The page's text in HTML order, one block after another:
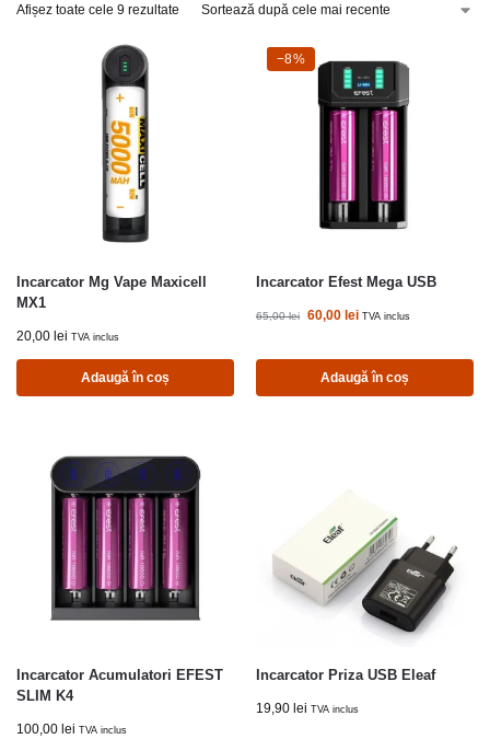
Afișez toate cele 9 rezultate
Incarcator Mg Vape Maxicell
MX1
20,00 lei TVA inclus
Adaugă în coș
-8%
−8%
Incarcator Efest Mega USB
65,00lei 60,00 lei TVA inclus
Adaugă în coș
Incarcator Acumulatori EFEST
SLIM K4
100,00 lei TVA inclus
Incarcator Priza USB Eleaf
19,90 lei TVA inclus